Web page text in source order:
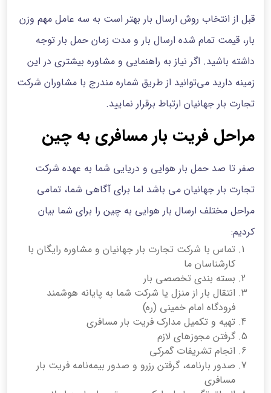
قبل از انتخاب روش ارسال بار بهتر است به سه عامل مهم وزن
بار، قیمت تمام شده ارسال بار و مدت زمان حمل بار توجه
داشته باشید. اگر نیاز به راهنمایی و مشاوره بیشتری در این
زمینه دارید می‌توانید از طریق شماره مندرج با مشاوران شرکت
تجارت بار جهانیان ارتباط برقرار نمایید.
مراحل فریت بار مسافری به چین
صفر تا صد حمل بار هوایی و دریایی شما به عهده شرکت
تجارت بار جهانیان می باشد اما برای آگاهی شما، تمامی
مراحل مختلف ارسال بار هوایی به چین را برای شما بیان
کردیم:
تماس با شرکت تجارت بار جهانیان و مشاوره رایگان با
کارشناسان ما
بسته بندی تخصصی بار
انتقال بار از منزل یا شرکت شما به پایانه هوشمند
فرودگاه امام خمینی (ره)
تهیه و تکمیل مدارک فریت بار مسافری
گرفتن مجوزهای لازم
انجام تشریفات گمرکی
صدور بارنامه، گرفتن رزرو و صدور بیمه‌نامه فریت بار
مسافری